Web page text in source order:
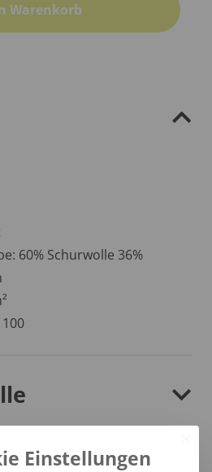
Warenkorb
60% Schurwolle 36%
100
Einstellungen